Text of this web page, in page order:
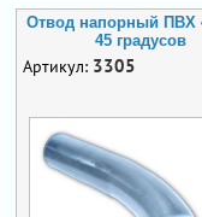
Отвод напорный ПВХ
45 градусов
Артикул: 3305